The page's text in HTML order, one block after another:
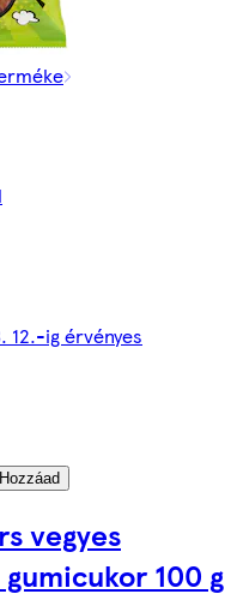
12.-ig érvényes
Hozzáad
vegyes
100 g